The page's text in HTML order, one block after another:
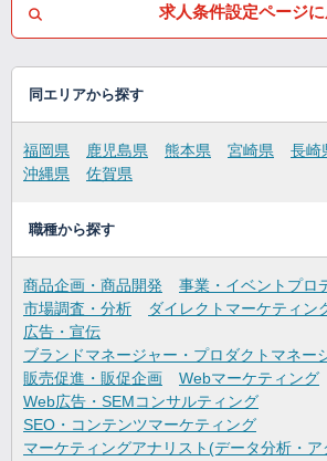
求人条件設定ページ
同エリアから探す
福岡県 鹿児島県 熊本県 宮崎県 長崎
沖縄県
佐賀県
職種から探す
商品企画・商品開発
事業・イベントプロ
市場調査・分析
ダイレクトマーケティン
広告・宣伝
ブランドマネージャー・プロダクトマネー
販売促進・販促企画
Webマーケティング
Web広告・SEMコンサルティング
SEO・コンテンツマーケティング
マーケティングアナリスト(データ分析・ア